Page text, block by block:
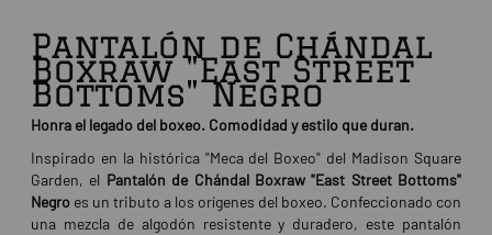
Pantalón de Chándal
Boxraw "East Street
Bottoms" Negro
Honra el legado del boxeo. Comodidad y estilo que duran.
Inspirado en la histórica "Meca del Boxeo" del Madison Square
Garden, el Pantalón de Chándal Boxraw "East Street Bottoms"
Negro es un tributo a los orígenes del boxeo. Confeccionado con
una mezcla de algodón resistente y duradero, este pantalón